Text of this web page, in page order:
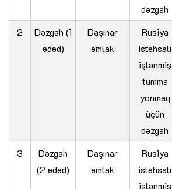
dəzgah
2
Dəzgah (1
ədəd)
Daşınar
əmlak
Rusiya
istehsalı
işlənmiş
tumma
yonmaq
üçün
dəzgah
3
Dəzgah
(2 ədəd)
Daşınar
əmlak
Rusiya
istehsalı
işlənmiş